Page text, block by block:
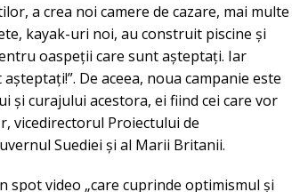
a crea noi camere de cazare, mai multe
kayak-uri noi, au construit piscine și
oaspeții care sunt așteptați. Iar
De aceea, noua campanie este
și curajului acestora, ei fiind cei care vor
vicedirectorul Proiectului de
Suediei și al Marii Britanii.
spot video „care cuprinde optimismul și